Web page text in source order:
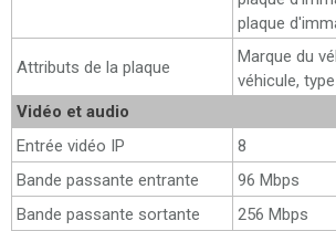
plaque
Attributs de la plaque
Marque du
véhicule,
Vidéo et audio
Entrée vidéo IP
8
Bande passante entrante
96 Mbps
Bande passante sortante
256 Mbps